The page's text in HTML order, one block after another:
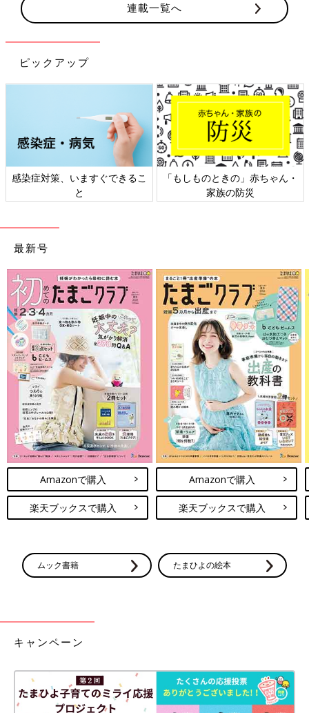
連載一覧へ
ピックアップ
感染症対策、いますぐできるこ
と
「もしものときの」赤ちゃん・
家族の防災
最新号
Amazonで購入
楽天ブックスで購入
Amazonで購入
楽天ブックスで購入
ムック書籍 たまひよの絵本
キャンペーン